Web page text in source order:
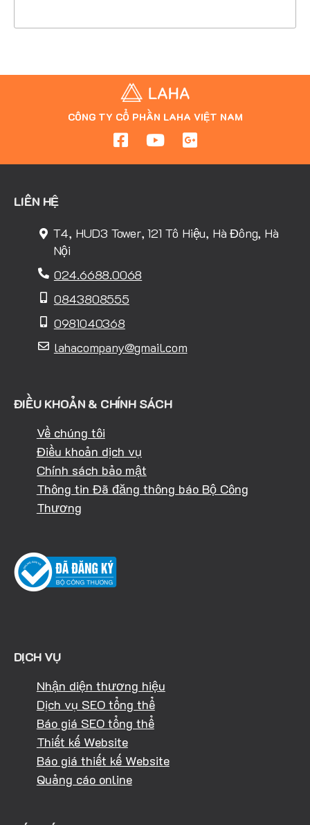
CÔNG TY CỔ PHẦN LAHA VIỆT NAM
LIÊN HỆ
T4, HUD3 Tower, 121 Tô Hiệu, Hà Đông, Hà
Nội
024.6688.0068
0843808555
0981040368
lahacompany@gmail.com
ĐIỀU KHOẢN & CHÍNH SÁCH
Về chúng tôi
Điều khoản dịch vụ
Chính sách bảo mật
Thông tin Đã đăng thông báo Bộ Công
Thương
DỊCH VỤ
Nhận diện thương hiệu
Dịch vụ SEO tổng thể
Báo giá SEO tổng thể
Thiết kế Website
Báo giá thiết kế Website
Quảng cáo online